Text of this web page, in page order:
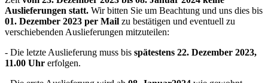
Auslieferungen statt. Wir bitten Sie um Beachtung und uns dies bis
01. Dezember 2023 per Mail zu bestätigen und eventuell zu
verschiebenden Auslieferungen mitzuteilen:
- Die letzte Auslieferung muss bis spätestens 22. Dezember 2023,
11.00 Uhr erfolgen.